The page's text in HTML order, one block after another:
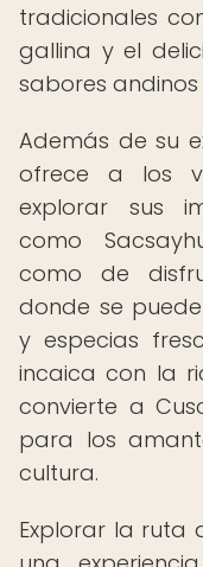
tradicionales
gallina y el
sabores
Además de su
ofrece a los
explorar sus
como
como de
donde se
y especias
incaica con la
convierte a
para los
cultura.
Explorar la ruta